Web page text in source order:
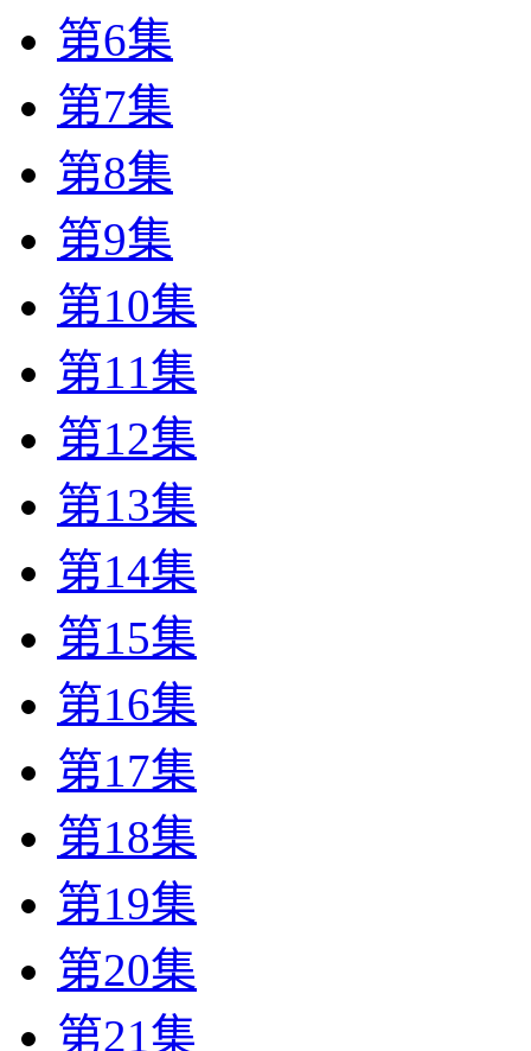
第6集
第7集
第8集
第9集
第10集
第11集
第12集
第13集
第14集
第15集
第16集
第17集
第18集
第19集
第20集
第21集